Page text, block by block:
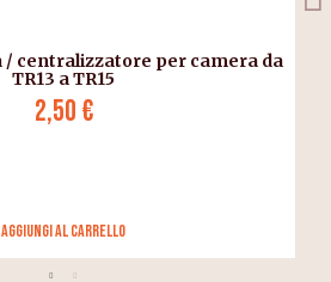
/ centralizzatore per camera da
TR13 a TR15
2,50 €
Aggiungi al carrello